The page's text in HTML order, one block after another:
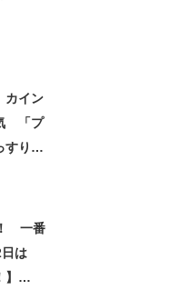
カイン
「プ
すり眠
一番
は